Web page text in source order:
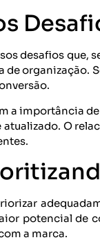
desafios
organização.
a importância
O
potencial de
a marca.